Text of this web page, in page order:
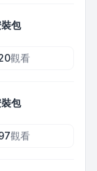
包
觀看
包
觀看